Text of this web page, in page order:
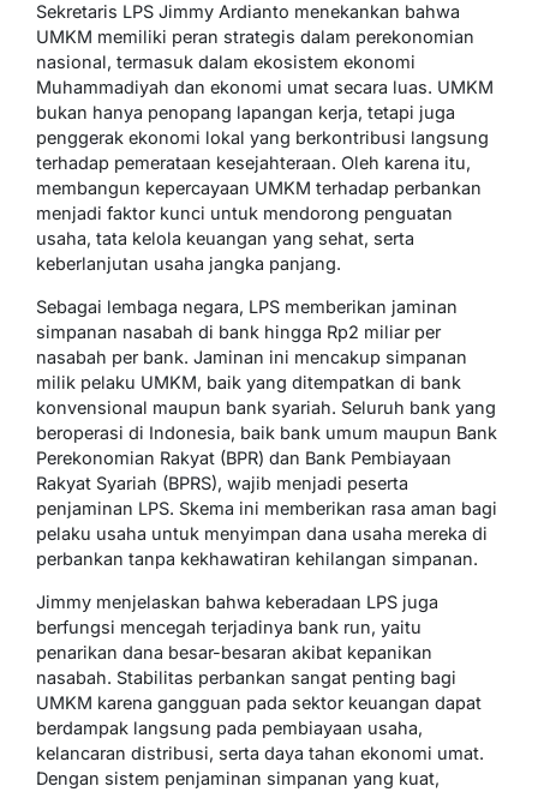
Sekretaris LPS Jimmy Ardianto menekankan bahwa
UMKM memiliki peran strategis dalam perekonomian
nasional, termasuk dalam ekosistem ekonomi
Muhammadiyah dan ekonomi umat secara luas. UMKM
bukan hanya penopang lapangan kerja, tetapi juga
penggerak ekonomi lokal yang berkontribusi langsung
terhadap pemerataan kesejahteraan. Oleh karena itu,
membangun kepercayaan UMKM terhadap perbankan
menjadi faktor kunci untuk mendorong penguatan
usaha, tata kelola keuangan yang sehat, serta
keberlanjutan usaha jangka panjang.
Sebagai lembaga negara, LPS memberikan jaminan
simpanan nasabah di bank hingga Rp2 miliar per
nasabah per bank. Jaminan ini mencakup simpanan
milik pelaku UMKM, baik yang ditempatkan di bank
konvensional maupun bank syariah. Seluruh bank yang
beroperasi di Indonesia, baik bank umum maupun Bank
Perekonomian Rakyat (BPR) dan Bank Pembiayaan
Rakyat Syariah (BPRS), wajib menjadi peserta
penjaminan LPS. Skema ini memberikan rasa aman bagi
pelaku usaha untuk menyimpan dana usaha mereka di
perbankan tanpa kekhawatiran kehilangan simpanan.
Jimmy menjelaskan bahwa keberadaan LPS juga
berfungsi mencegah terjadinya bank run, yaitu
penarikan dana besar-besaran akibat kepanikan
nasabah. Stabilitas perbankan sangat penting bagi
UMKM karena gangguan pada sektor keuangan dapat
berdampak langsung pada pembiayaan usaha,
kelancaran distribusi, serta daya tahan ekonomi umat.
Dengan sistem penjaminan simpanan yang kuat,